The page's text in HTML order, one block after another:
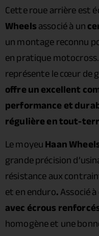
Cette roue arrière est
Wheelsassocié à un
un montage reconnu
en pratique
représente le cœur de
offre un excellent
performance et
régulière en tout-
Le moyeuHaan
grande précision
résistance aux
et en enduro.Associé
avec écrous
homogène et une